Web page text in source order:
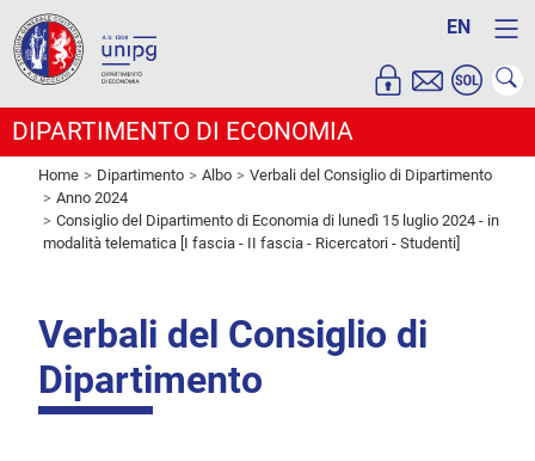
EN
DIPARTIMENTO DI ECONOMIA
Home Dipartimento Albo
Verbali del Consiglio di Dipartimento
Anno 2024
Consiglio del Dipartimento di Economia di lunedì 15 luglio 2024 - in
modalità telematica [I fascia - II fascia - Ricercatori - Studenti]
Verbali del Consiglio di
Dipartimento